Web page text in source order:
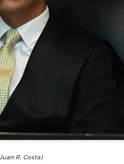
R. Costa)